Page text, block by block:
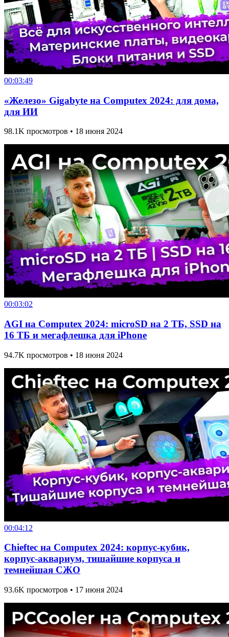
00:03:49
«Железо» Gigabyte на Computex 2024: для дома,
для ИИ
98.1K просмотров • 18 июня 2024
00:03:02
AGI на Computex 2024: microSD на 2 ТБ, SSD на
16 ТБ и мегафлешка для iPhone
94.7K просмотров • 18 июня 2024
00:04:12
Chieftec на Computex 2024: корпус-кубик,
корпус-аквариум, тишайшие корпуса и
темнейшая СЖО
93.6K просмотров • 17 июня 2024